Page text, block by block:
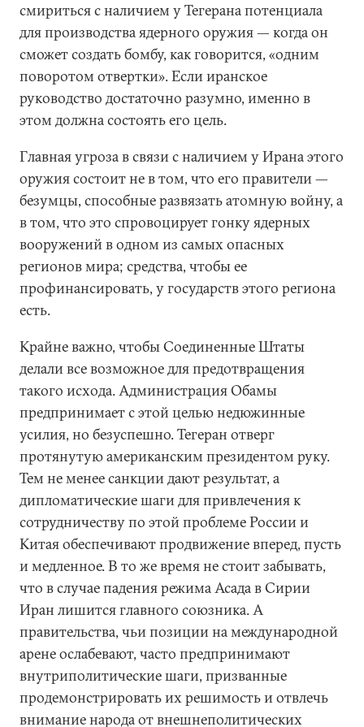
смириться с наличием у Тегерана потенциала
для производства ядерного оружия — когда он
сможет создать бомбу, как говорится, «одним
поворотом отвертки». Если иранское
руководство достаточно разумно, именно в
этом должна состоять его цель.
Главная угроза в связи с наличием у Ирана этого
оружия состоит не в том, что его правители —
безумцы, способные развязать атомную войну, а
в том, что это спровоцирует гонку ядерных
вооружений в одном из самых опасных
регионов мира; средства, чтобы ее
профинансировать, у государств этого региона
есть.
Крайне важно, чтобы Соединенные Штаты
делали все возможное для предотвращения
такого исхода. Администрация Обамы
предпринимает с этой целью недюжинные
усилия, но безуспешно. Тегеран отверг
протянутую американским президентом руку.
Тем не менее санкции дают результат, а
дипломатические шаги для привлечения к
сотрудничеству по этой проблеме России и
Китая обеспечивают продвижение вперед, пусть
и медленное. В то же время не стоит забывать,
что в случае падения режима Асада в Сирии
Иран лишится главного союзника. А
правительства, чьи позиции на международной
арене ослабевают, часто предпринимают
внутриполитические шаги, призванные
продемонстрировать их решимость и отвлечь
внимание народа от внешнеполитических